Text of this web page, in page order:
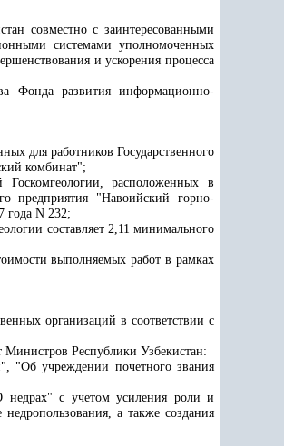
совместно с заинтересованными
системами уполномоченных
и ускорения процесса
Фонда развития информационно-
для работников Государственного
комбинат";
Госкомгеологии, расположенных в
предприятия "Навоийский горно-
года N 232;
составляет 2,11 минимального
выполняемых работ в рамках
организаций в соответствии с
Министров Республики Узбекистан:
"Об учреждении почетного звания
недрах" с учетом усиления роли и
а также создания